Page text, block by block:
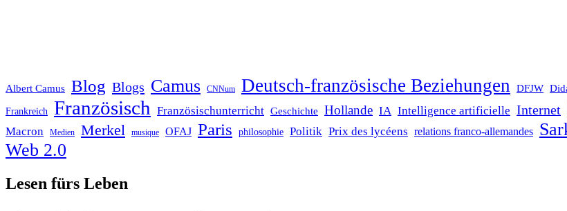
Albert Camus Blog Blogs Camus CNNum Deutsch-französische Beziehungen DFJW
Frankreich Französisch Französischunterricht Geschichte Hollande IA Intelligence artificielle Internet
Macron Medien Merkel musique OFAJ Paris philosophie Politik Prix des lycéens relations franco-allemandes
Web 2.0
Lesen fürs Leben